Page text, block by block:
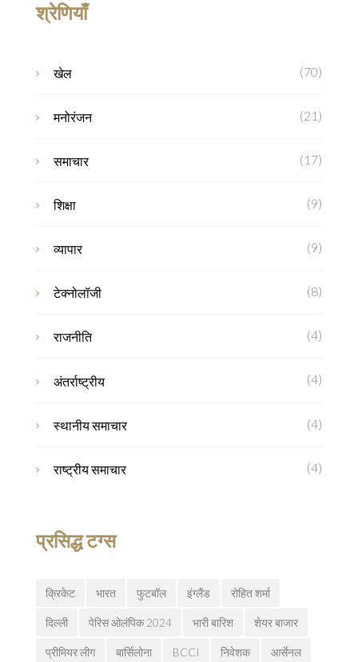
श्रेणियाँ
खेल (70)
मनोरंजन (21)
समाचार (17)
शिक्षा (9)
व्यापार (9)
टेक्नोलॉजी (8)
राजनीति (4)
अंतर्राष्ट्रीय (4)
स्थानीय समाचार (4)
राष्ट्रीय समाचार (4)
प्रसिद्ध टग्स
क्रिकेट भारत फुटबॉल इंग्लैंड रोहित शर्मा
दिल्ली पेरिस ओलंपिक 2024 भारी बारिश शेयर बाजार
प्रीमियर लीग बार्सिलोना BCCI निवेशक आर्सेनल